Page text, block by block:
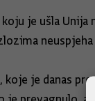
je ušla
koje je danas